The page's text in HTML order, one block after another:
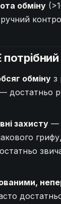
обміну
обміну з
достатньо
захисту —